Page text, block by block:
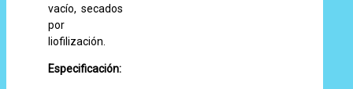
vacío, secados
por
liofilización.
Especificación: